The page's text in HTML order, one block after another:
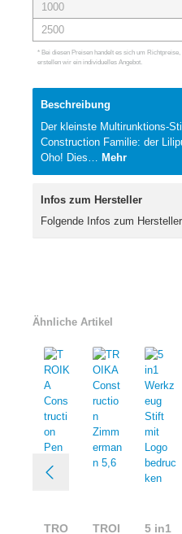
1000
2500
* Bei diesen Preisen handelt es sich um
erstellen wir ein individuelles Angebot.
Beschreibung
Der kleinste Multirunktions-
Construction Familie: der
Oho! Dies… Mehr
Infos zum Hersteller
Folgende Infos zum
Ähnliche Artikel
TRO
TROI
5 in1